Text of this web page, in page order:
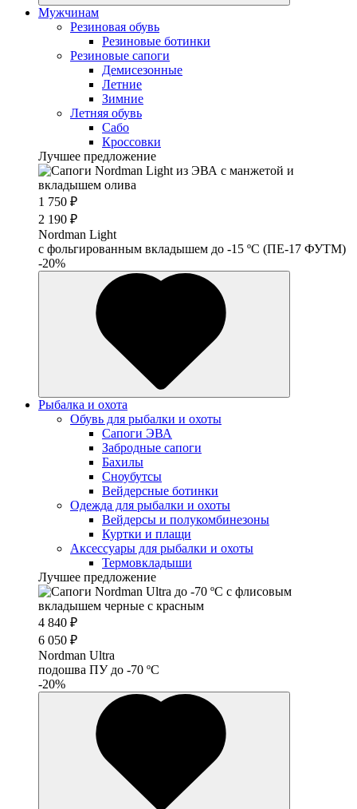
Мужчинам
Резиновая обувь
Резиновые ботинки
Резиновые сапоги
Демисезонные
Летние
Зимние
Летняя обувь
Сабо
Кроссовки
Лучшее предложение
1 750 ₽
2 190 ₽
Nordman Light
c фольгированным вкладышем до -15 ºС (ПЕ-17 ФУТМ)
-20%
Рыбалка и охота
Обувь для рыбалки и охоты
Сапоги ЭВА
Забродные сапоги
Бахилы
Сноубутсы
Вейдерсные ботинки
Одежда для рыбалки и охоты
Вейдерсы и полукомбинезоны
Куртки и плащи
Аксессуары для рыбалки и охоты
Термовкладыши
Лучшее предложение
4 840 ₽
6 050 ₽
Nordman Ultra
подошва ПУ до -70 ºС
-20%